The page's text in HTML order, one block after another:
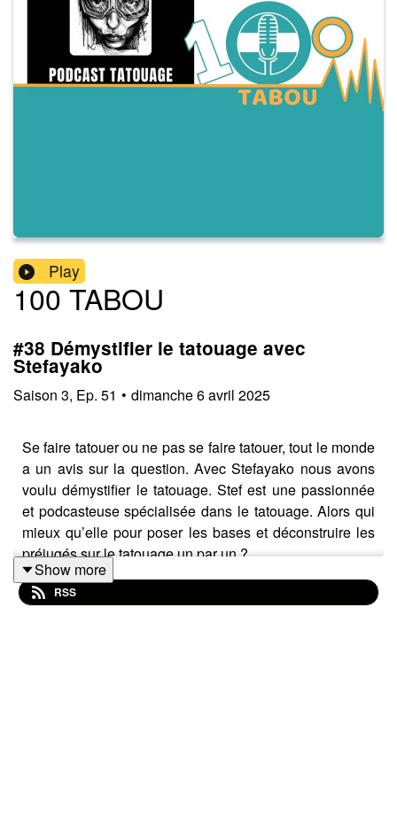
Play
100 TABOU
#38 Démystifier le tatouage avec
Stefayako
Saison 3, Ep. 51 • dimanche 6 avril 2025
Se faire tatouer ou ne pas se faire tatouer, tout le monde
a un avis sur la question. Avec Stefayako nous avons
voulu démystifier le tatouage. Stef est une passionnée
et podcasteuse spécialisée dans le tatouage. Alors qui
mieux qu’elle pour poser les bases et déconstruire les
préjugés sur le tatouage un par un ?
Show more
RSS